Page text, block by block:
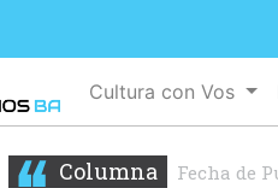
Cultura con Vos
Columna Fecha de